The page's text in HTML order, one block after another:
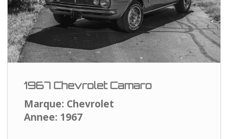
1967 Chevrolet Camaro
Marque: Chevrolet
Annee: 1967